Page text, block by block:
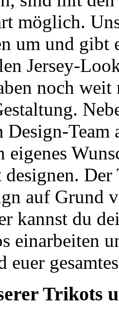
möglich.
um und gibt
Jersey-
noch
Design-Team
eigenes
designen.
auf Grund
kannst du
einarbeiten
euer
Trikots